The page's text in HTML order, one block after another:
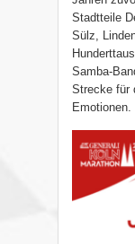
Stadtteile
Sülz,
Samba-
Strecke für
Emotionen.